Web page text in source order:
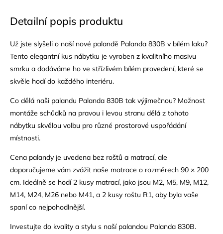
Detailní popis produktu
Už jste slyšeli o naší nové palandě Palanda 830B v bílém laku?
Tento elegantní kus nábytku je vyroben z kvalitního masivu
smrku a dodáváme ho ve střízlivém bílém provedení, které se
skvěle hodí do každého interiéru.
Co dělá naši palandu Palanda 830B tak výjimečnou? Možnost
montáže schůdků na pravou i levou stranu dělá z tohoto
nábytku skvělou volbu pro různé prostorové uspořádání
místnosti.
Cena palandy je uvedena bez roštů a matrací, ale
doporučujeme vám zvážit naše matrace o rozměrech 90 × 200
cm. Ideálně se hodí 2 kusy matrací, jako jsou M2, M5, M9, M12,
M14, M24, M26 nebo M41, a 2 kusy roštu R1, aby byla vaše
spaní co nejpohodlnější.
Investujte do kvality a stylu s naší palandou Palanda 830B.